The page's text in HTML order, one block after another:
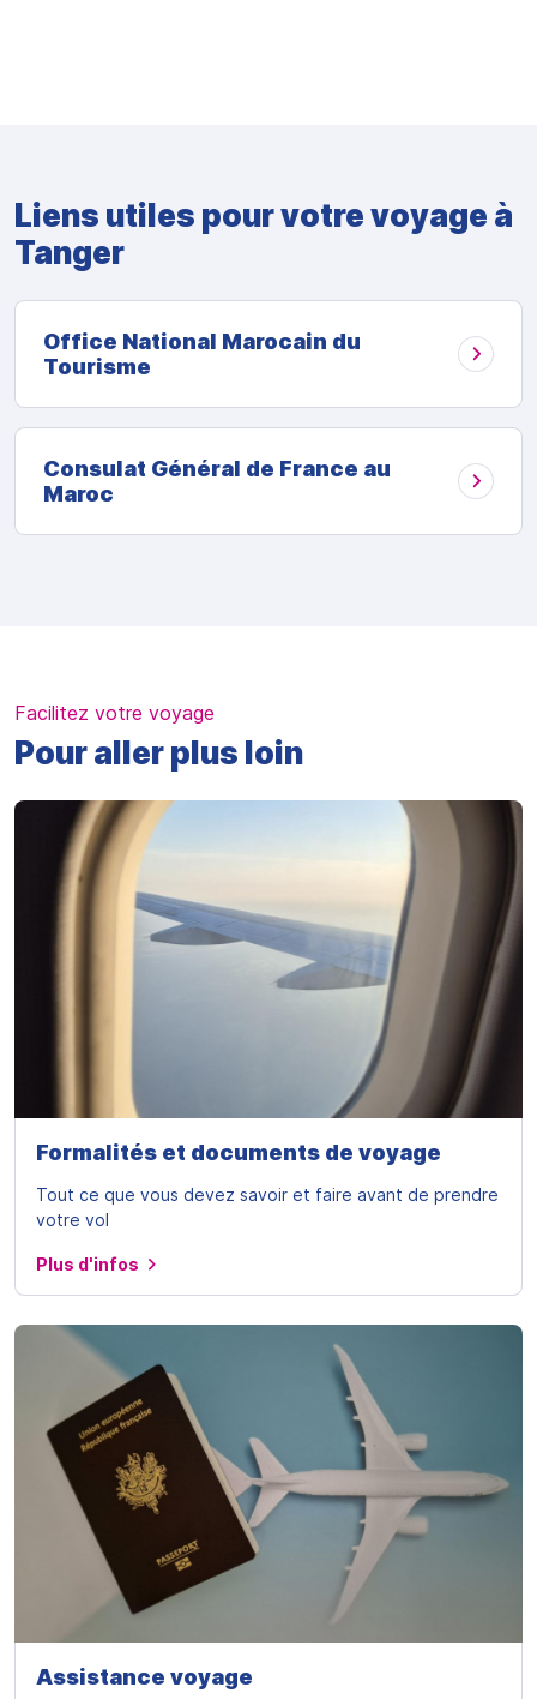
Liens utiles pour votre voyage à
Tanger
Office National Marocain du
Tourisme
Consulat Général de France au
Maroc
Facilitez votre voyage
Pour aller plus loin
Formalités et documents de voyage
Tout ce que vous devez savoir et faire avant de prendre
votre vol
Plus d'infos
Assistance voyage